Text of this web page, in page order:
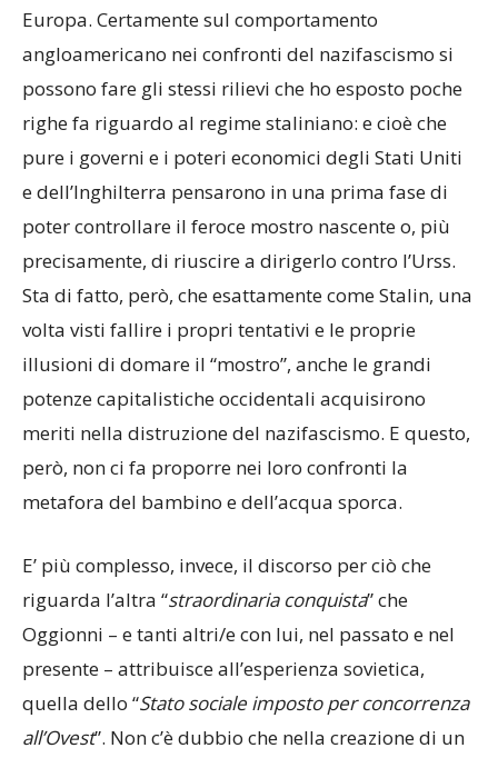
Europa. Certamente sul comportamento
angloamericano nei confronti del nazifascismo si
possono fare gli stessi rilievi che ho esposto poche
righe fa riguardo al regime staliniano: e cioè che
pure i governi e i poteri economici degli Stati Uniti
e dell’Inghilterra pensarono in una prima fase di
poter controllare il feroce mostro nascente o, più
precisamente, di riuscire a dirigerlo contro l’Urss.
Sta di fatto, però, che esattamente come Stalin, una
volta visti fallire i propri tentativi e le proprie
illusioni di domare il “mostro”, anche le grandi
potenze capitalistiche occidentali acquisirono
meriti nella distruzione del nazifascismo. E questo,
però, non ci fa proporre nei loro confronti la
metafora del bambino e dell’acqua sporca.
E’ più complesso, invece, il discorso per ciò che
riguarda l’altra “straordinaria conquista” che
Oggionni – e tanti altri/e con lui, nel passato e nel
presente – attribuisce all’esperienza sovietica,
quella dello “Stato sociale imposto per concorrenza
all’Ovest”. Non c’è dubbio che nella creazione di un